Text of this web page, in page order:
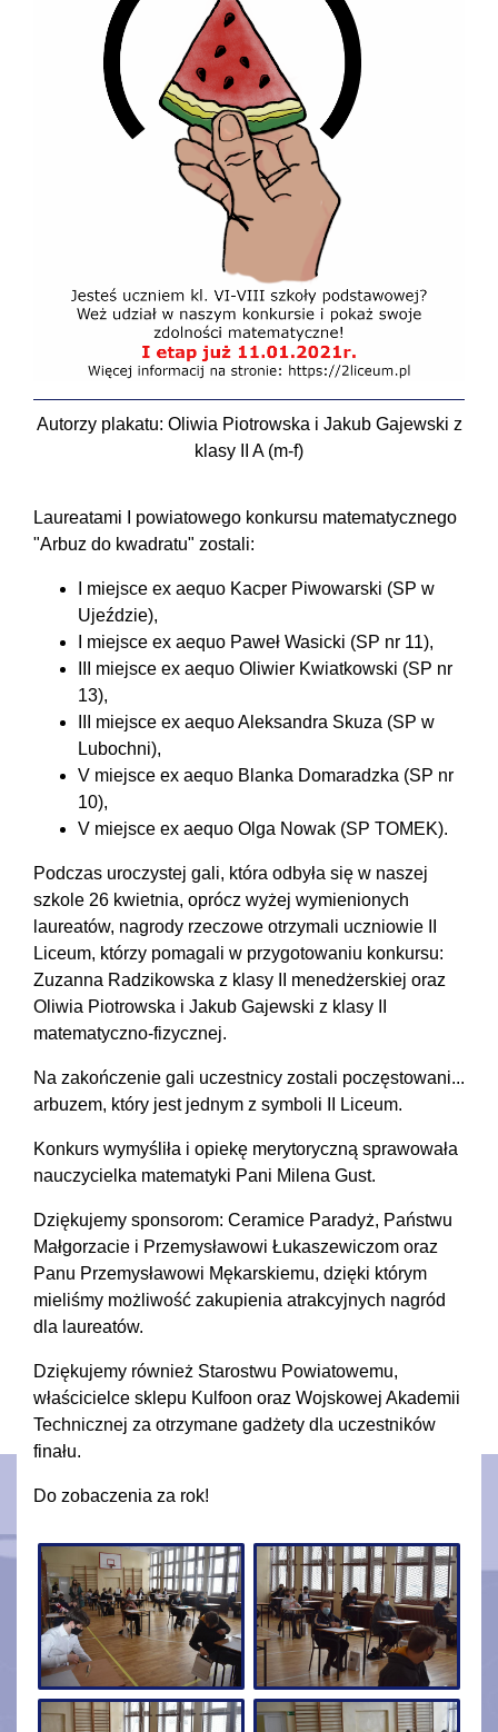
Autorzy plakatu: Oliwia Piotrowska i Jakub Gajewski z
klasy II A (m-f)
Laureatami I powiatowego konkursu matematycznego
"Arbuz do kwadratu" zostali:
I miejsce ex aequo Kacper Piwowarski (SP w
Ujeździe),
I miejsce ex aequo Paweł Wasicki (SP nr 11),
III miejsce ex aequo Oliwier Kwiatkowski (SP nr
13),
III miejsce ex aequo Aleksandra Skuza (SP w
Lubochni),
V miejsce ex aequo Blanka Domaradzka (SP nr
10),
V miejsce ex aequo Olga Nowak (SP TOMEK).
Podczas uroczystej gali, która odbyła się w naszej
szkole 26 kwietnia, oprócz wyżej wymienionych
laureatów, nagrody rzeczowe otrzymali uczniowie II
Liceum, którzy pomagali w przygotowaniu konkursu:
Zuzanna Radzikowska z klasy II menedżerskiej oraz
Oliwia Piotrowska i Jakub Gajewski z klasy II
matematyczno-fizycznej.
Na zakończenie gali uczestnicy zostali poczęstowani...
arbuzem, który jest jednym z symboli II Liceum.
Konkurs wymyśliła i opiekę merytoryczną sprawowała
nauczycielka matematyki Pani Milena Gust.
Dziękujemy sponsorom: Ceramice Paradyż, Państwu
Małgorzacie i Przemysławowi Łukaszewiczom oraz
Panu Przemysławowi Mękarskiemu, dzięki którym
mieliśmy możliwość zakupienia atrakcyjnych nagród
dla laureatów.
Dziękujemy również Starostwu Powiatowemu,
właścicielce sklepu Kulfoon oraz Wojskowej Akademii
Technicznej za otrzymane gadżety dla uczestników
finału.
Do zobaczenia za rok!